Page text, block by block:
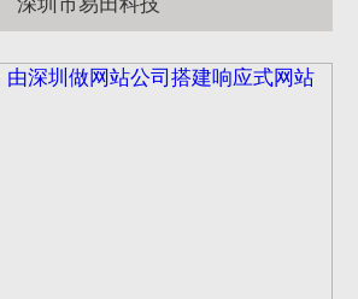
深圳市易田科技